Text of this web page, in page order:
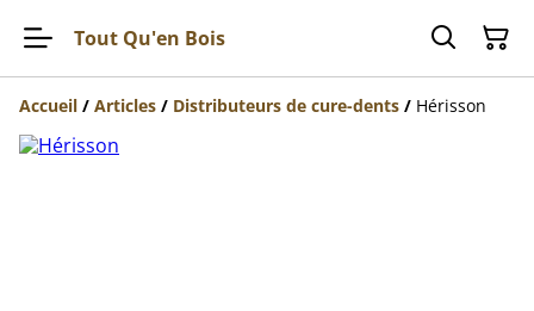
Tout Qu'en Bois
Accueil / Articles / Distributeurs de cure-dents / Hérisson